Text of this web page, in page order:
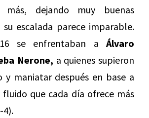
dejando muy buenas
su escalada parece imparable.
se enfrentaban a Álvaro
Nerone, a quienes supieron
y maniatar después en base a
fluido que cada día ofrece más
4).